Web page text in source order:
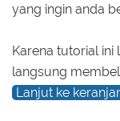
yang ingin anda
Karena tutorial ini
langsung
Lanjut ke